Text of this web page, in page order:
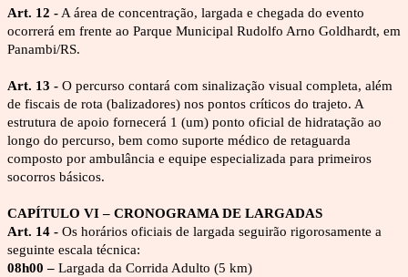
Art. 12 - A área de concentração, largada e chegada do evento
ocorrerá em frente ao Parque Municipal Rudolfo Arno Goldhardt, em
Panambi/RS.
Art. 13 - O percurso contará com sinalização visual completa, além
de fiscais de rota (balizadores) nos pontos críticos do trajeto. A
estrutura de apoio fornecerá 1 (um) ponto oficial de hidratação ao
longo do percurso, bem como suporte médico de retaguarda
composto por ambulância e equipe especializada para primeiros
socorros básicos.
CAPÍTULO VI – CRONOGRAMA DE LARGADAS
Art. 14 - Os horários oficiais de largada seguirão rigorosamente a
seguinte escala técnica:
08h00 – Largada da Corrida Adulto (5 km)